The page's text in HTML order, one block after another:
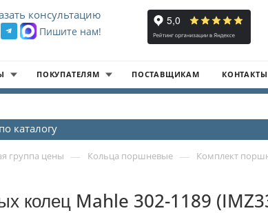
консультацию
Пишите нам!
ПОКУПАТЕЛЯМ ПОСТАВЩИКАМ КОНТАКТЫ
каталогу
группа цены — Кольца поршневые — Комплект
колец Mahle 302-1189